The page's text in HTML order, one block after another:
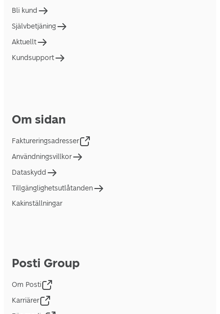
Bli kund
Självbetjäning
Aktuellt
Kundsupport
Om sidan
Faktureringsadresser
Användningsvillkor
Dataskydd
Tillgänglighetsutlåtanden
Kakinställningar
Posti Group
Om Posti
Karriärer